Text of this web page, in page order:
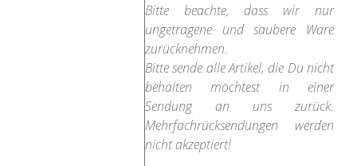
Bitte beachte, dass wir nur
ungetragene und saubere Ware
zurücknehmen.
Bitte sende alle Artikel, die Du nicht
behalten möchtest in einer
Sendung an uns zurück.
Mehrfachrücksendungen werden
nicht akzeptiert!